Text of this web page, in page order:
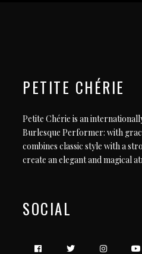
PETITE CHÉRIE
Petite Chérie is an
Burlesque Performer: with
combines classic style with a
create an elegant and magical
SOCIAL